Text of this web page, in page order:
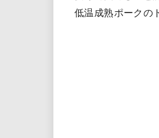
低温成熟ポークの